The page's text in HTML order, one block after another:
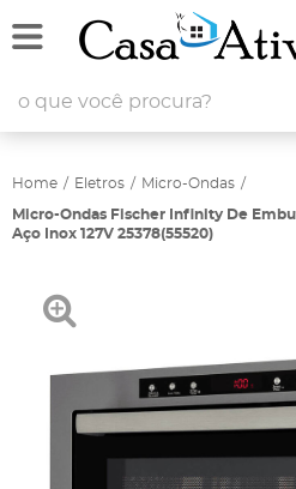
Home Eletros Micro-Ondas
Micro-Ondas Fischer Infinity De
Aço Inox 127V 25378(55520)